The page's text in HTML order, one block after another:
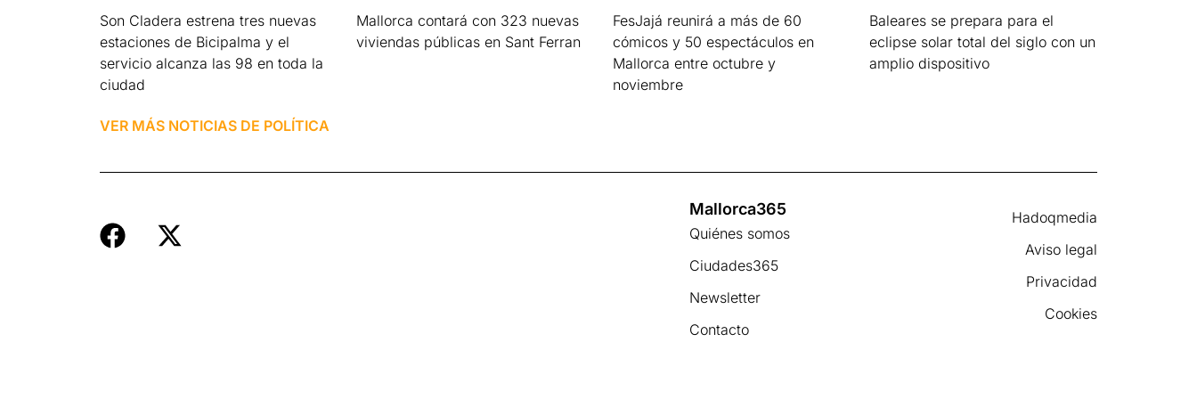
Son Cladera estrena tres nuevas
estaciones de Bicipalma y el
servicio alcanza las 98 en toda la
ciudad
Mallorca contará con 323 nuevas
viviendas públicas en Sant Ferran
FesJajá reunirá a más de 60
cómicos y 50 espectáculos en
Mallorca entre octubre y
noviembre
Baleares se prepara para el
eclipse solar total del siglo con un
amplio dispositivo
VER MÁS NOTICIAS DE POLÍTICA
Hadoqmedia
Aviso legal
Privacidad
Cookies
Mallorca365
Quiénes somos
Ciudades365
Newsletter
Contacto